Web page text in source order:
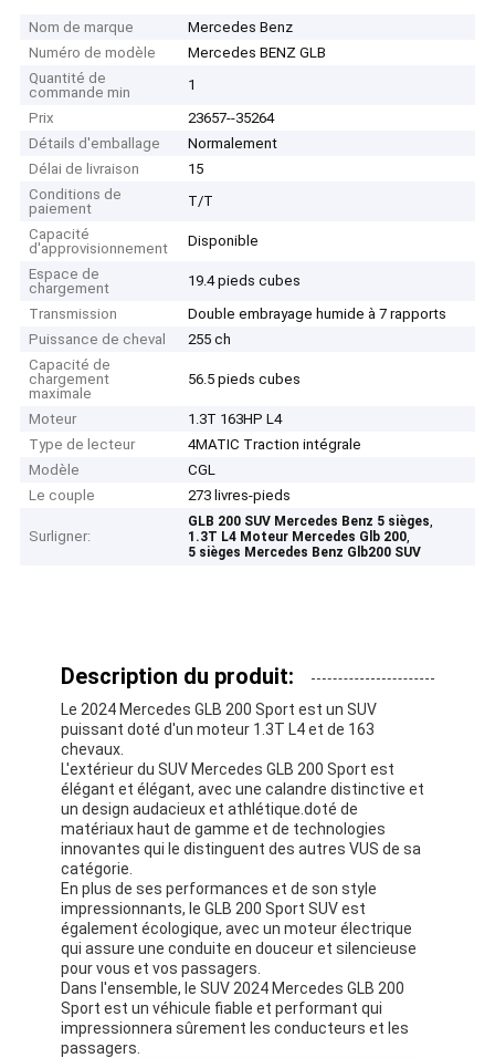
Nom de marque
Mercedes Benz
Numéro de modèle
Mercedes BENZ GLB
Quantité de
commande min
1
Prix
23657--35264
Détails d'emballage
Normalement
Délai de livraison
15
Conditions de
paiement
T/T
Capacité
d'approvisionnement
Disponible
Espace de
chargement
19.4 pieds cubes
Transmission
Double embrayage humide à 7 rapports
Puissance de cheval
255 ch
Capacité de
chargement
maximale
56.5 pieds cubes
Moteur
1.3T 163HP L4
Type de lecteur
4MATIC Traction intégrale
Modèle
CGL
Le couple
273 livres-pieds
Surligner:
GLB 200 SUV Mercedes Benz 5 sièges,
1.3T L4 Moteur Mercedes Glb 200,
5 sièges Mercedes Benz Glb200 SUV
Description du produit:
Le 2024 Mercedes GLB 200 Sport est un SUV
puissant doté d'un moteur 1.3T L4 et de 163
chevaux.
L'extérieur du SUV Mercedes GLB 200 Sport est
élégant et élégant, avec une calandre distinctive et
un design audacieux et athlétique.doté de
matériaux haut de gamme et de technologies
innovantes qui le distinguent des autres VUS de sa
catégorie.
En plus de ses performances et de son style
impressionnants, le GLB 200 Sport SUV est
également écologique, avec un moteur électrique
qui assure une conduite en douceur et silencieuse
pour vous et vos passagers.
Dans l'ensemble, le SUV 2024 Mercedes GLB 200
Sport est un véhicule fiable et performant qui
impressionnera sûrement les conducteurs et les
passagers.